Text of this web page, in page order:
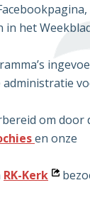
het
administratie
om door
en onze
RK-Kerk